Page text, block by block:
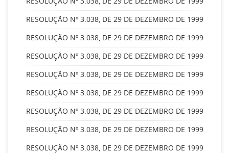
RESOLUÇÃO Nº 3.038, DE 29 DE DEZEMBRO DE 1999
RESOLUÇÃO Nº 3.038, DE 29 DE DEZEMBRO DE 1999
RESOLUÇÃO Nº 3.038, DE 29 DE DEZEMBRO DE 1999
RESOLUÇÃO Nº 3.038, DE 29 DE DEZEMBRO DE 1999
RESOLUÇÃO Nº 3.038, DE 29 DE DEZEMBRO DE 1999
RESOLUÇÃO Nº 3.038, DE 29 DE DEZEMBRO DE 1999
RESOLUÇÃO Nº 3.038, DE 29 DE DEZEMBRO DE 1999
RESOLUÇÃO Nº 3.038, DE 29 DE DEZEMBRO DE 1999